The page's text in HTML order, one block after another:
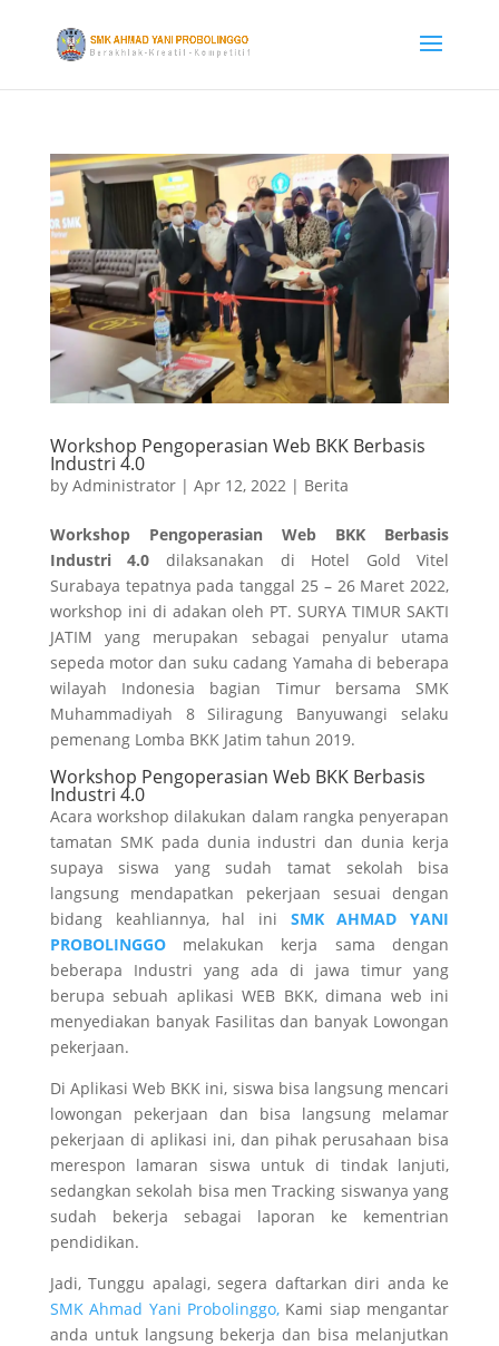
Workshop Pengoperasian Web BKK Berbasis
Industri 4.0
by Administrator| Apr 12, 2022| Berita
Workshop Pengoperasian Web BKK Berbasis
Industri 4.0 dilaksanakan di Hotel Gold Vitel
Surabaya tepatnya pada tanggal 25 – 26 Maret 2022,
workshop ini di adakan oleh PT. SURYA TIMUR SAKTI
JATIM yang merupakan sebagai penyalur utama
sepeda motor dan suku cadang Yamaha di beberapa
wilayah Indonesia bagian Timur bersama SMK
Muhammadiyah 8 Siliragung Banyuwangi selaku
pemenang Lomba BKK Jatim tahun 2019.
Workshop Pengoperasian Web BKK Berbasis
Industri 4.0
Acara workshop dilakukan dalam rangka penyerapan
tamatan SMK pada dunia industri dan dunia kerja
supaya siswa yang sudah tamat sekolah bisa
langsung mendapatkan pekerjaan sesuai dengan
bidang keahliannya, hal ini SMK AHMAD YANI
PROBOLINGGOmelakukan kerja sama dengan
beberapa Industri yang ada di jawa timur yang
berupa sebuah aplikasi WEB BKK, dimana web ini
menyediakan banyak Fasilitas dan banyak Lowongan
pekerjaan.
Di Aplikasi Web BKK ini, siswa bisa langsung mencari
lowongan pekerjaan dan bisa langsung melamar
pekerjaan di aplikasi ini, dan pihak perusahaan bisa
merespon lamaran siswa untuk di tindak lanjuti,
sedangkan sekolah bisa men Tracking siswanya yang
sudah bekerja sebagai laporan ke kementrian
pendidikan.
Jadi, Tunggu apalagi, segera daftarkan diri anda ke
SMK Ahmad Yani Probolinggo, Kami siap mengantar
anda untuk langsung bekerja dan bisa melanjutkan